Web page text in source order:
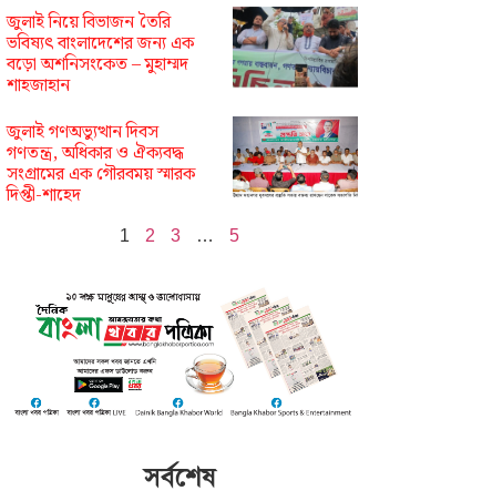
জুলাই নিয়ে বিভাজন তৈরি
ভবিষ্যৎ বাংলাদেশের জন্য এক
বড়ো অশনিসংকেত – মুহাম্মদ
শাহজাহান
জুলাই গণঅভ্যুত্থান দিবস
গণতন্ত্র, অধিকার ও ঐক্যবদ্ধ
সংগ্রামের এক গৌরবময় স্মারক
দিপ্তী-শাহেদ
1 2 3 … 5
সর্বশেষ